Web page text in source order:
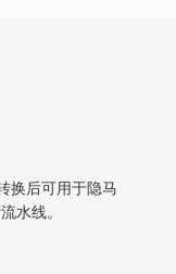
后可用于隐马
水线。